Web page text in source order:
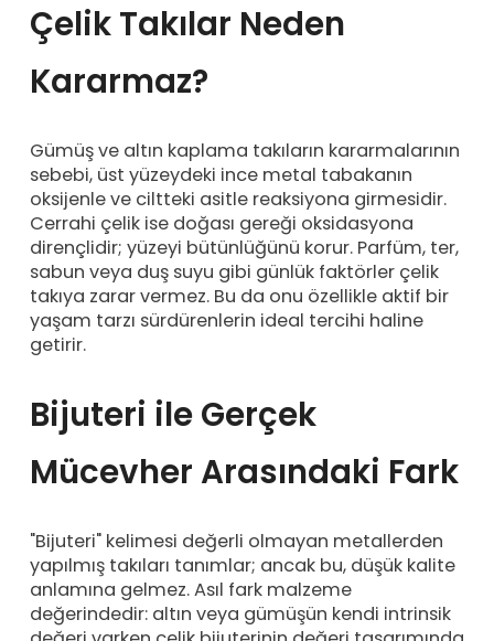
Çelik Takılar Neden
Kararmaz?
Gümüş ve altın kaplama takıların kararmalarının
sebebi, üst yüzeydeki ince metal tabakanın
oksijenle ve ciltteki asitle reaksiyona girmesidir.
Cerrahi çelik ise doğası gereği oksidasyona
dirençlidir; yüzeyi bütünlüğünü korur. Parfüm, ter,
sabun veya duş suyu gibi günlük faktörler çelik
takıya zarar vermez. Bu da onu özellikle aktif bir
yaşam tarzı sürdürenlerin ideal tercihi haline
getirir.
Bijuteri ile Gerçek
Mücevher Arasındaki Fark
"Bijuteri" kelimesi değerli olmayan metallerden
yapılmış takıları tanımlar; ancak bu, düşük kalite
anlamına gelmez. Asıl fark malzeme
değerindedir: altın veya gümüşün kendi intrinsik